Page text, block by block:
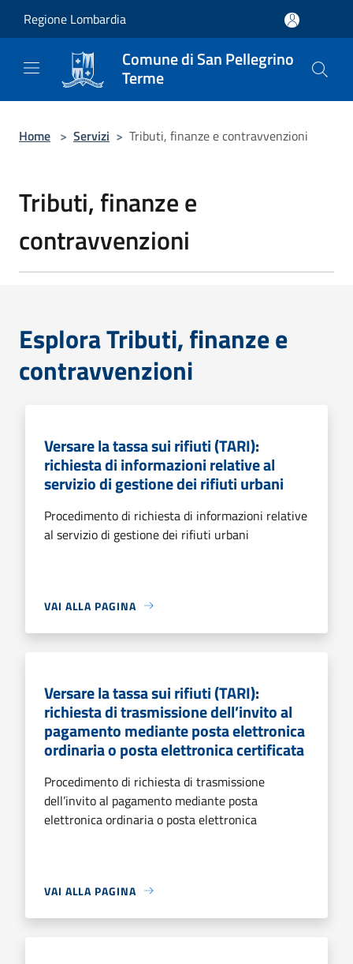
Regione Lombardia
Comune di San Pellegrino
Terme
Home > Servizi > Tributi, finanze e contravvenzioni
Tributi, finanze e
contravvenzioni
Esplora Tributi, finanze e
contravvenzioni
Versare la tassa sui rifiuti (TARI):
richiesta di informazioni relative al
servizio di gestione dei rifiuti urbani
Procedimento di richiesta di informazioni relative
al servizio di gestione dei rifiuti urbani
VAI ALLA PAGINA
Versare la tassa sui rifiuti (TARI):
richiesta di trasmissione dell’invito al
pagamento mediante posta elettronica
ordinaria o posta elettronica certificata
Procedimento di richiesta di trasmissione
dell’invito al pagamento mediante posta
elettronica ordinaria o posta elettronica
VAI ALLA PAGINA